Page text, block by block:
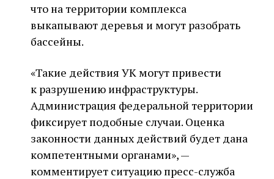
что на территории комплекса
выкапывают деревья и могут разобрать
бассейны.
«Такие действия УК могут привести
к разрушению инфраструктуры.
Администрация федеральной территории
фиксирует подобные случаи. Оценка
законности данных действий будет дана
компетентными органами», —
комментирует ситуацию пресс-служба